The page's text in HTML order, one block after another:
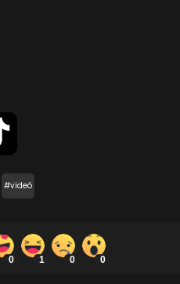
#videó
0 1 0 0